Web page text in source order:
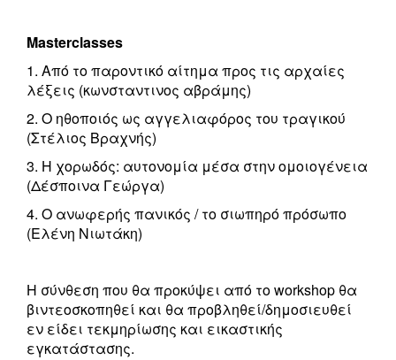
Masterclasses
1. Από το παροντικό αίτημα προς τις αρχαίες
λέξεις (κωνσταντινος αβράμης)
2. O ηθοποιός ως αγγελιαφόρος του τραγικού
(Στέλιος Βραχνής)
3. Η χορωδός: αυτονομία μέσα στην ομοιογένεια
(Δέσποινα Γεώργα)
4. Ο ανωφερής πανικός / το σιωπηρό πρόσωπο
(Ελένη Νιωτάκη)
Η σύνθεση που θα προκύψει από το workshop θα
βιντεοσκοπηθεί και θα προβληθεί/δημοσιευθεί
εν είδει τεκμηρίωσης και εικαστικής
εγκατάστασης.